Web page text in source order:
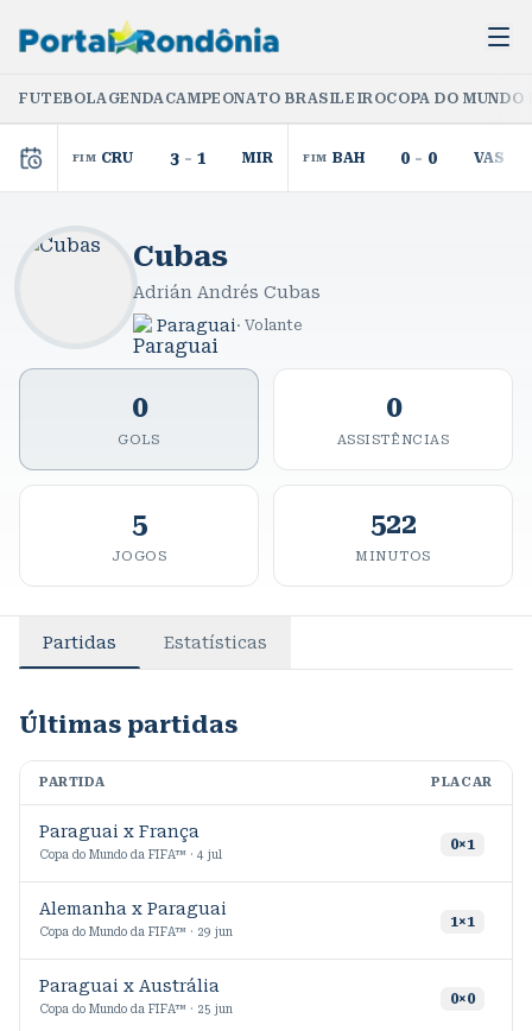
FUTEBOLAGENDACAMPEONATO BRASILEIROCOPA DO
FIM CRU 3 - 1 MIR FIM BAH 0 - 0 VAS
Cubas
Adrián Andrés Cubas
Paraguai · Volante
0
GOLS
0
ASSISTÊNCIAS
5
JOGOS
522
MINUTOS
Partidas Estatísticas
Últimas partidas
PARTIDA PLACAR
Paraguai x França
Copa do Mundo da FIFA™ · 4 jul
0×1
Alemanha x Paraguai
Copa do Mundo da FIFA™ · 29 jun
1×1
Paraguai x Austrália
Copa do Mundo da FIFA™ · 25 jun
0×0